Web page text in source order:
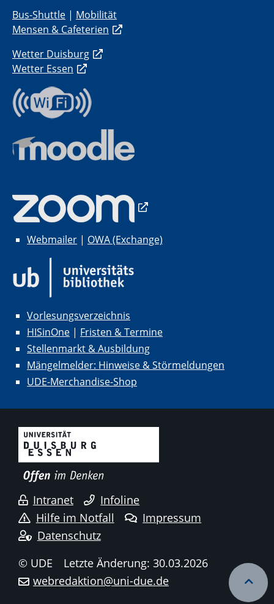
Bus-Shuttle | Mobilität
Mensen & Cafeterien
Wetter Duisburg
Wetter Essen
Webmailer | OWA (Exchange)
Vorlesungsverzeichnis
HISinOne | Fristen & Termine
Stellenmarkt & Ausbildung
Mängelmelder: Hinweise & Störmeldungen
UDE-Merchandise-Shop
Intranet
Infoline
Hilfe im Notfall
Impressum
Datenschutz
© UDE
Letzte Änderung: 30.03.2026
webredaktion@uni-due.de